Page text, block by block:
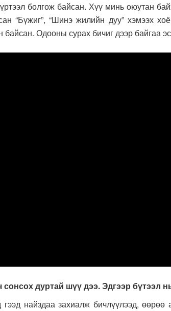
болгож байсан. Хүү минь оюутан
“Бүжиг”, “Шинэ жилийн дуу” хэмээх
Одооны сурах бичиг дээр байгаа
дуртай шүү дээ. Эдгээр бүтээл
найздаа захиалж бичлүүлээд, өөрөө